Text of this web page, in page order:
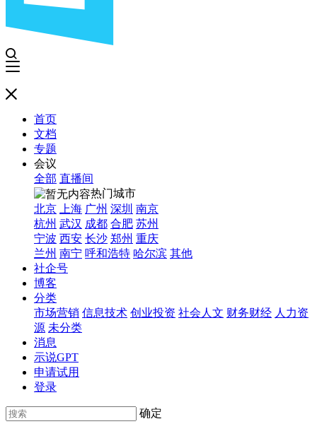
首页
文档
专题
会议
全部 直播间
热门城市
北京
上海 广州 深圳 南京
杭州 武汉 成都 合肥 苏州
宁波 西安 长沙 郑州 重庆
兰州 南宁 呼和浩特 哈尔滨 其他
社企号
博客
分类
市场营销 信息技术 创业投资 社会人文 财务财经 人力资
源 未分类
消息
示说GPT
申请试用
登录
确定